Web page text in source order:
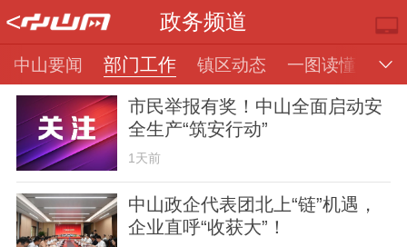
< 政务频道
中山要闻 部门工作 镇区动态 一图读懂
市民举报有奖！中山全面启动安
全生产“筑安行动”
1天前
中山政企代表团北上“链”机遇，
企业直呼“收获大”！